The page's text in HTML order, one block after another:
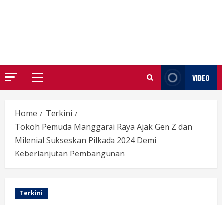
Primary
VIDEO
Home
Terkini
Tokoh Pemuda Manggarai Raya Ajak Gen Z dan
Milenial Sukseskan Pilkada 2024 Demi
Keberlanjutan Pembangunan
Terkini